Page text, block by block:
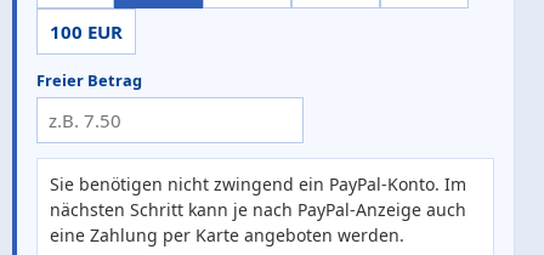
100 EUR
Freier Betrag
Sie benötigen nicht zwingend ein PayPal-Konto. Im
nächsten Schritt kann je nach PayPal-Anzeige auch
eine Zahlung per Karte angeboten werden.